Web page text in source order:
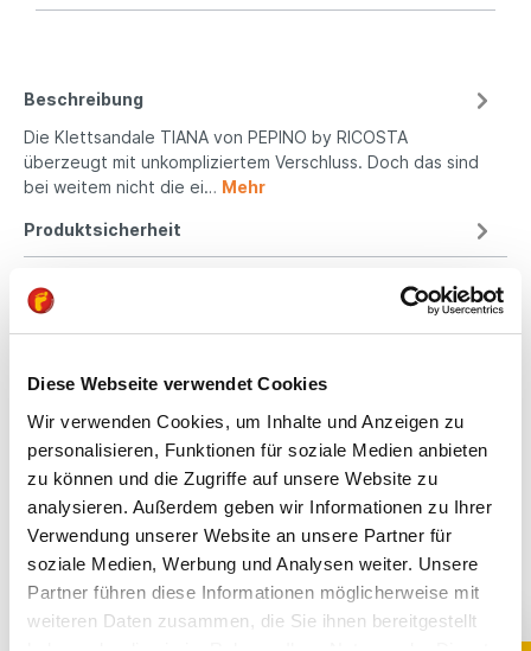
Diese Webseite verwendet Cookies
Wir verwenden Cookies, um Inhalte und Anzeigen zu
personalisieren, Funktionen für soziale Medien anbieten
zu können und die Zugriffe auf unsere Website zu
analysieren. Außerdem geben wir Informationen zu Ihrer
Verwendung unserer Website an unsere Partner für
soziale Medien, Werbung und Analysen weiter. Unsere
Partner führen diese Informationen möglicherweise mit
weiteren Daten zusammen, die Sie ihnen bereitgestellt
Beschreibung
Die Klettsandale TIANA von PEPINO by RICOSTA
überzeugt mit unkompliziertem Verschluss. Doch das sind
bei weitem nicht die ei… Mehr
Produktsicherheit
Passform
All unsere Schuhe sind
von Kindern
ausgerichtet. Sie
bieten optimalen Halt,
fördern die natürliche
Fußentwicklung und
sind aus